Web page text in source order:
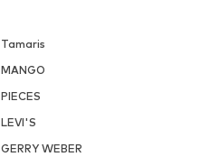
Tamaris
MANGO
PIECES
LEVI'S
GERRY WEBER